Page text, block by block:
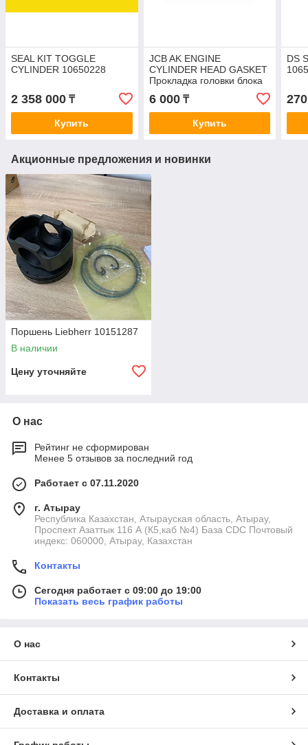
SEAL KIT TOGGLE
CYLINDER 10650228
2 358 000 ₸
Купить
JCB AK ENGINE
CYLINDER HEAD GASKET
Прокладка головки блока
02/201729
6 000₸
Купить
DS
Акционные предложения и новинки
Поршень Liebherr 10151287
В наличии
Цену уточняйте
О нас
Рейтинг не сформирован
Менее 5 отзывов за последний год
Работает с 07.11.2020
г. Атырау
Республика Казахстан, Атырауская область, Атырау,
Проспект Азаттык 116 А (К5,каб №4) База CDC Почтовый
индекс: 060000, Атырау, Казахстан
Контакты
Сегодня работает с 09:00 до 19:00
Показать весь график работы
О нас
Контакты
Доставка и оплата